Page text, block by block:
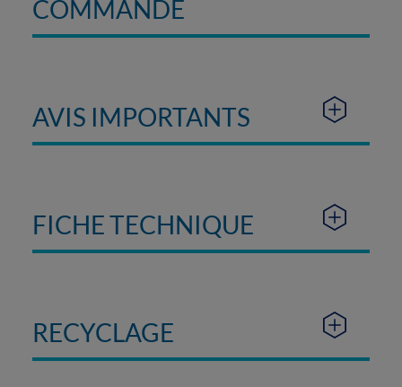
COMMANDE
AVIS IMPORTANTS
FICHE TECHNIQUE
RECYCLAGE